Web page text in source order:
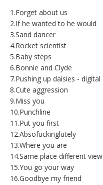
1.Forget about us
2.If he wanted to he would
3.Sand dancer
4.Rocket scientist
5.Baby steps
6.Bonnie and Clyde
7.Pushing up daisies - digital
8.Cute aggression
9.Miss you
10.Punchline
11.Put you first
12.Absofuckinglutely
13.Where you are
14.Same place different view
15.You go your way
16.Goodbye my friend